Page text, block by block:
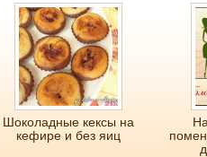
Шоколадные кексы на
кефире и без яиц